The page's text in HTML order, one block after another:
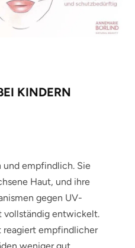
KINDERN
und empfindlich. Sie
Haut, und ihre
gegen UV-
vollständig entwickelt.
reagiert empfindlicher
weniger gut